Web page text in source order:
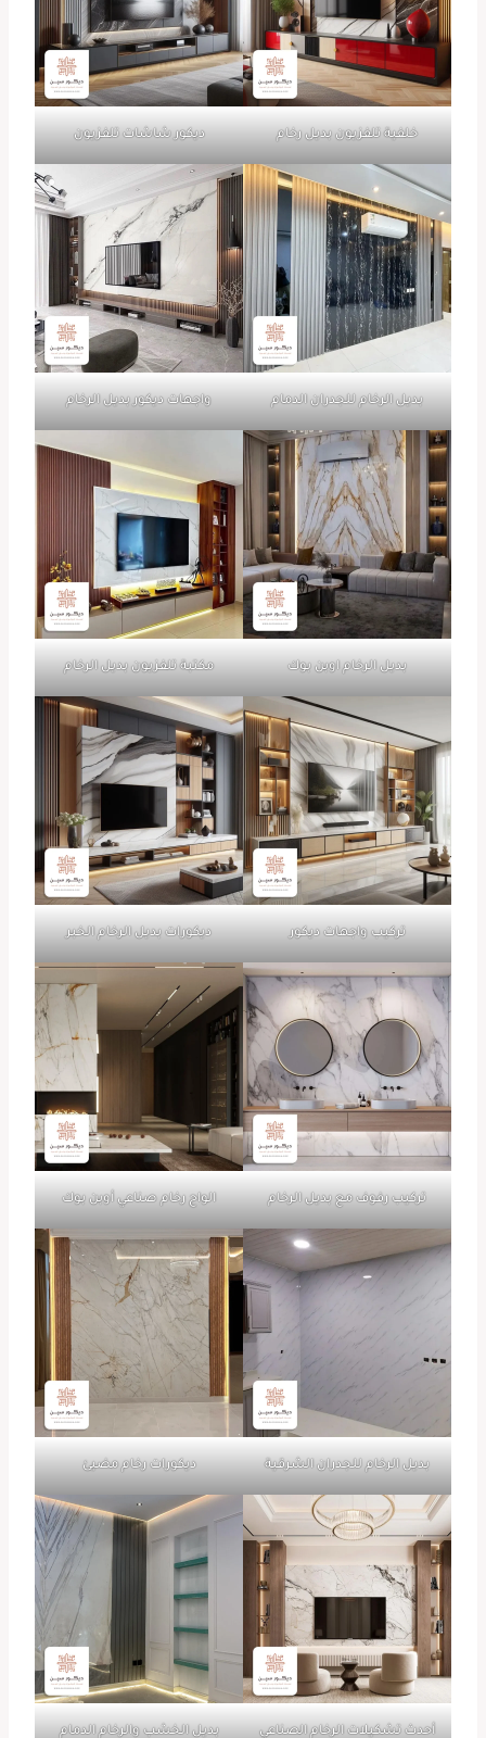
خلفية تلفزيون بديل رخام ديكور شاشات تلفزيون
بديل الرخام للجدران الدمام واجهات ديكور بديل الرخام
بديل الرخام اوبن بوك مكتبة تلفزيون بديل الرخام
تركيب واجهات ديكور ديكورات بديل الرخام الخبر
تركيب رفوف مع بديل الرخام الواح رخام صناعي أوبن بوك
بديل الرخام للجدران الشرقية ديكورات رخام مضيئ
أحدث تشكيلات الرخام الصناعي بديل الخشب والرخام الدمام